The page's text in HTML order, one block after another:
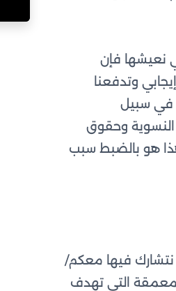
نعيشها فإن
وتدفعنا
في سبيل
وحقوق
هو بالضبط سبب
نتشارك فيها معكم/
المعمقة التي تهدف